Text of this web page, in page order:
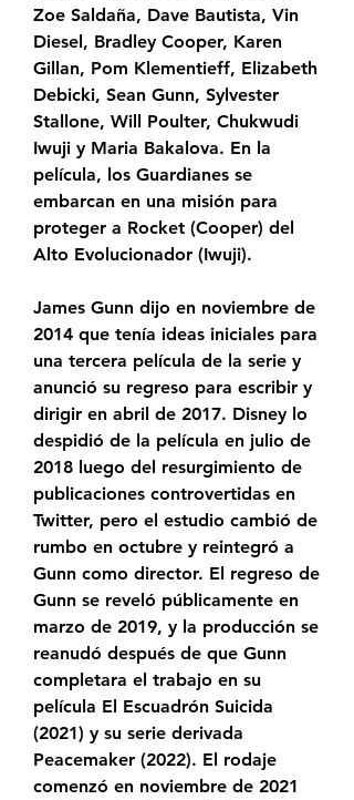
Zoe Saldaña, Dave Bautista, Vin
Diesel, Bradley Cooper, Karen
Gillan, Pom Klementieff, Elizabeth
Debicki, Sean Gunn, Sylvester
Stallone, Will Poulter, Chukwudi
Iwuji y Maria Bakalova. En la
película, los Guardianes se
embarcan en una misión para
proteger a Rocket (Cooper) del
Alto Evolucionador (Iwuji).
James Gunn dijo en noviembre de
2014 que tenía ideas iniciales para
una tercera película de la serie y
anunció su regreso para escribir y
dirigir en abril de 2017. Disney lo
despidió de la película en julio de
2018 luego del resurgimiento de
publicaciones controvertidas en
Twitter, pero el estudio cambió de
rumbo en octubre y reintegró a
Gunn como director. El regreso de
Gunn se reveló públicamente en
marzo de 2019, y la producción se
reanudó después de que Gunn
completara el trabajo en su
película El Escuadrón Suicida
(2021) y su serie derivada
Peacemaker (2022). El rodaje
comenzó en noviembre de 2021